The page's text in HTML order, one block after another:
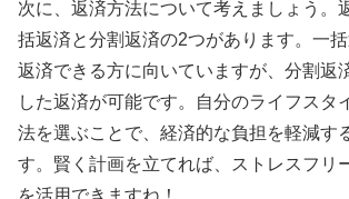
次に、返済方法について考えましょう。
括返済と分割返済の2つがあります。一
返済できる方に向いていますが、分割返
した返済が可能です。自分のライフスタ
法を選ぶことで、経済的な負担を軽減す
す。賢く計画を立てれば、ストレスフリ
を活用できますね！